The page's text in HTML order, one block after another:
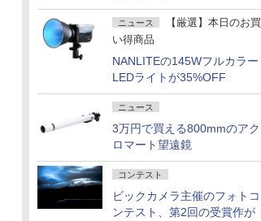
ニュース
【厳選】本日のお買
い得商品
NANLITEの145Wフルカラー
LEDライトが35%OFF
ニュース
3万円で買える800mmのアク
ロマート望遠鏡
コンテスト
ビックカメラ主催のフォトコ
ンテスト、第2回の受賞作が